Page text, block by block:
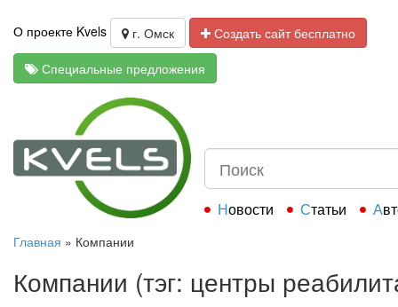
О проекте Kvels г. Омск
Создать сайт бесплатно
Специальные предложения
Новости Статьи
Главная » Компании
Компании (тэг: центры